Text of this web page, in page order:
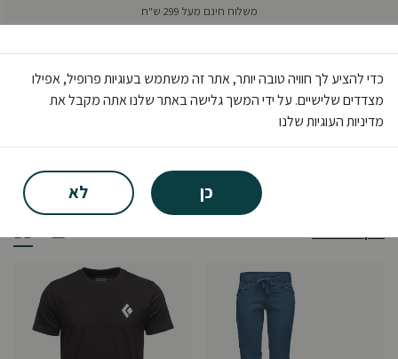
משלוח חינם מעל 299 ש"ח
בית פעילות טיפוס בגדים
בגדים
כדי להציע לך חוויה טובה יותר, אתר זה משתמש בעוגיות פרופיל, אפילו
מצדדים שלישיים. על ידי המשך גלישה באתר שלנו אתה מקבל את
מדיניות העוגיות שלנו
כן לא